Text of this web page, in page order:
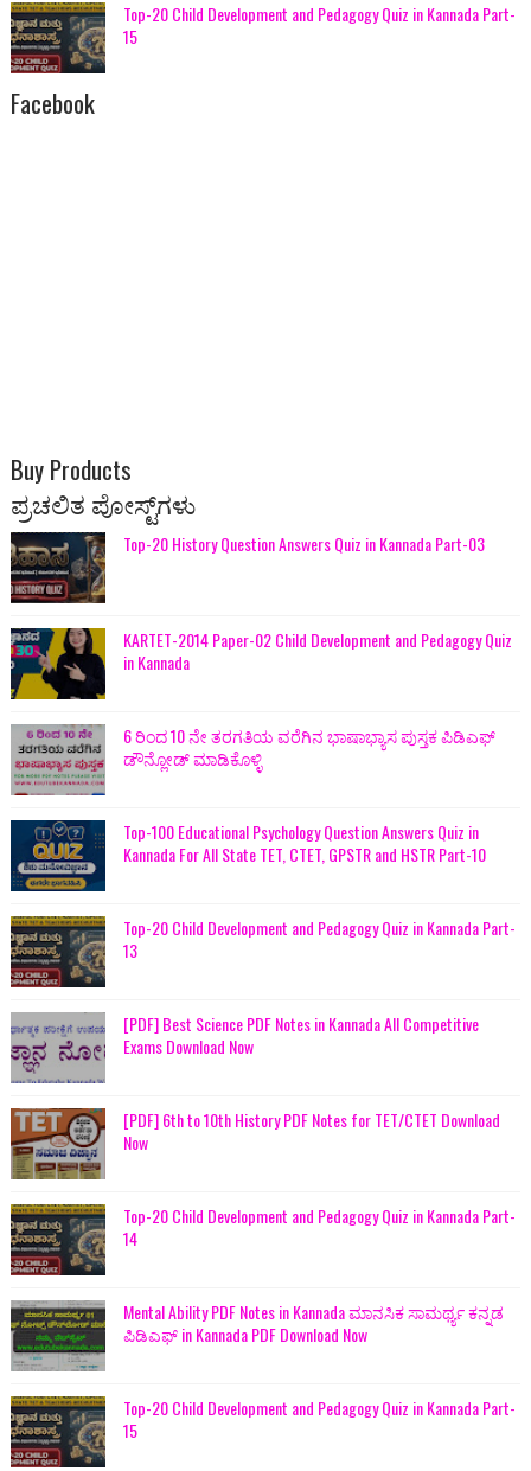
Top-20 Child Development and Pedagogy Quiz in Kannada Part-
15
Facebook
Buy Products
ಪ್ರಚಲಿತ ಪೋಸ್ಟ್‌ಗಳು
Top-20 History Question Answers Quiz in Kannada Part-03
KARTET-2014 Paper-02 Child Development and Pedagogy Quiz
in Kannada
6 ರಿಂದ 10 ನೇ ತರಗತಿಯ ವರೆಗಿನ ಭಾಷಾಭ್ಯಾಸ ಪುಸ್ತಕ ಪಿಡಿಎಫ್
ಡೌನ್ಲೋಡ್ ಮಾಡಿಕೊಳ್ಳಿ
Top-100 Educational Psychology Question Answers Quiz in
Kannada For All State TET, CTET, GPSTR and HSTR Part-10
Top-20 Child Development and Pedagogy Quiz in Kannada Part-
13
[PDF] Best Science PDF Notes in Kannada All Competitive
Exams Download Now
[PDF] 6th to 10th History PDF Notes for TET/CTET Download
Now
Top-20 Child Development and Pedagogy Quiz in Kannada Part-
14
Mental Ability PDF Notes in Kannada ಮಾನಸಿಕ ಸಾಮರ್ಥ್ಯ ಕನ್ನಡ
ಪಿಡಿಎಫ್ in Kannada PDF Download Now
Top-20 Child Development and Pedagogy Quiz in Kannada Part-
15